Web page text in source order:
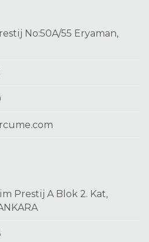
No:50A/55 Eryaman,
Prestij A Blok 2. Kat,